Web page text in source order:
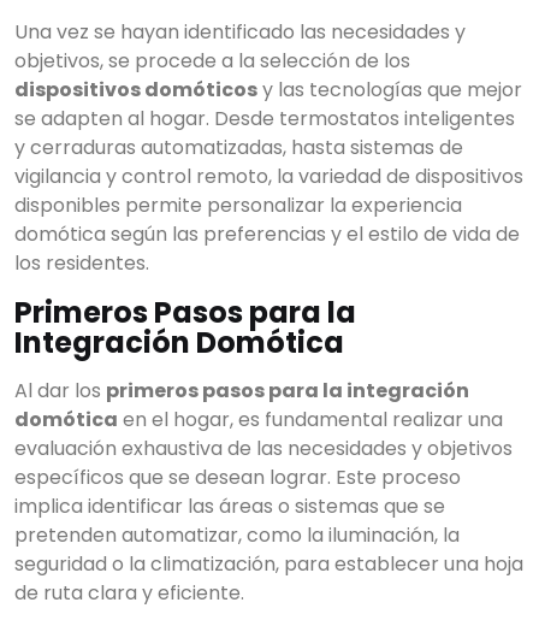
Una vez se hayan identificado las necesidades y
objetivos, se procede a la selección de los
dispositivos domóticosy las tecnologías que mejor
se adapten al hogar. Desde termostatos inteligentes
y cerraduras automatizadas, hasta sistemas de
vigilancia y control remoto, la variedad de dispositivos
disponibles permite personalizar la experiencia
domótica según las preferencias y el estilo de vida de
los residentes.
Primeros Pasos para la
Integración Domótica
Al dar los primeros pasos para la integración
domótica en el hogar, es fundamental realizar una
evaluación exhaustiva de las necesidades y objetivos
específicos que se desean lograr. Este proceso
implica identificar las áreas o sistemas que se
pretenden automatizar, como la iluminación, la
seguridad o la climatización, para establecer una hoja
de ruta clara y eficiente.